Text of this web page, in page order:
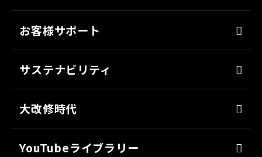
ソリューション
ミッチャクロン
パテ
上塗り
サフェーサー
お客様サポート
各種書類のご依頼
会社見学
サステナビリティ
技術革新
大改修時代
YouTubeライブラリー